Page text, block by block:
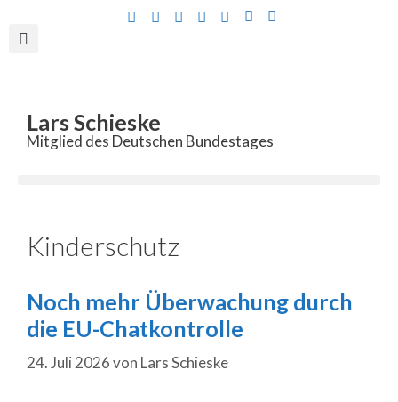
Lars Schieske
Mitglied des Deutschen Bundestages
Kinderschutz
Noch mehr Überwachung durch
die EU-Chatkontrolle
24. Juli 2026von Lars Schieske